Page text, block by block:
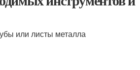
или листы металла